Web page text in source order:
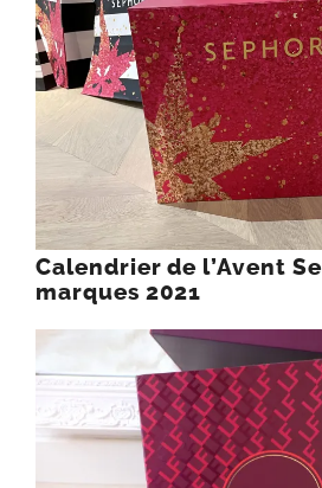
Calendrier de l’Avent
marques 2021